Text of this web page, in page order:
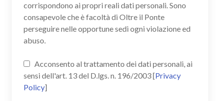
corrispondono ai propri reali dati personali. Sono
consapevole che è facoltà di Oltre il Ponte
perseguire nelle opportune sedi ogni violazione ed
abuso.
Acconsento al trattamento dei dati personali, ai
sensi dell'art. 13 del D.lgs. n. 196/2003 [Privacy
Policy]